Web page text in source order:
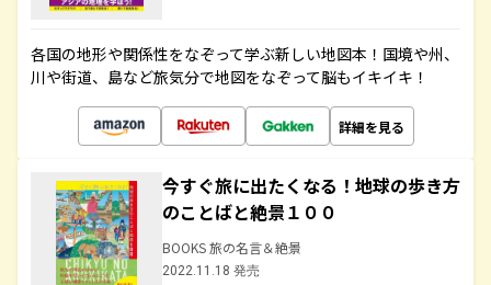
各国の地形や関係性をなぞって学ぶ新しい地図本！国境や州、
川や街道、島など旅気分で地図をなぞって脳もイキイキ！
詳細を見る
今すぐ旅に出たくなる！地球の歩き方
のことばと絶景１００
BOOKS 旅の名言＆絶景
2022.11.18 発売